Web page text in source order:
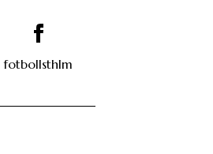
fotbollsthlm